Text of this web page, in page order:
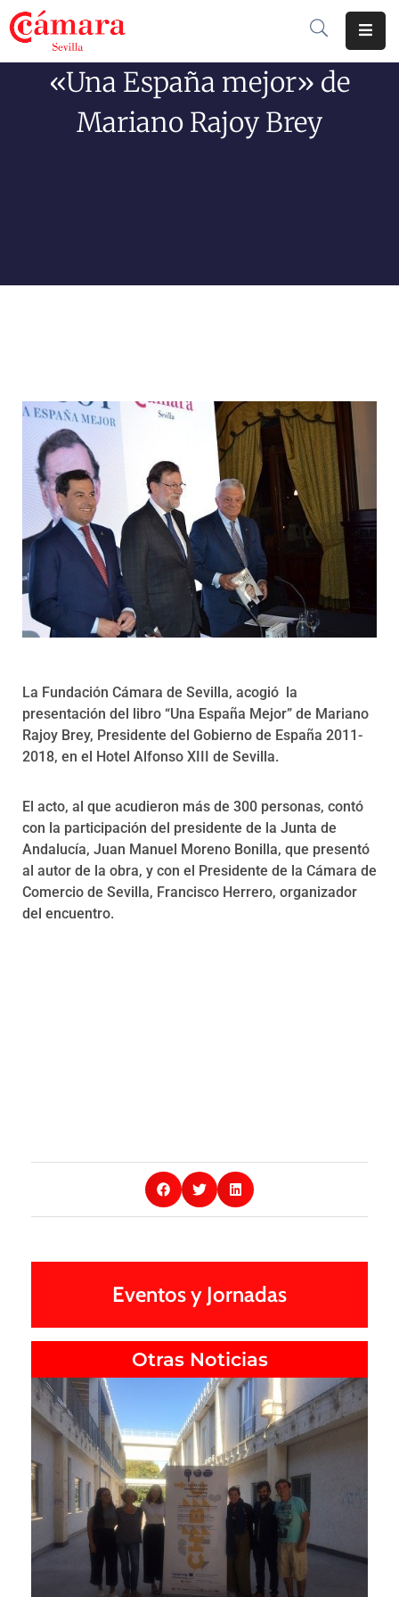
Cámara
Programas
«Una España mejor» de
Mariano Rajoy Brey
La Fundación Cámara de Sevilla, acogió la
presentación del libro “Una España Mejor” de Mariano
Rajoy Brey, Presidente del Gobierno de España 2011-
2018, en el Hotel Alfonso XIII de Sevilla.
El acto, al que acudieron más de 300 personas, contó
con la participación del presidente de la Junta de
Andalucía, Juan Manuel Moreno Bonilla, que presentó
al autor de la obra, y con el Presidente de la Cámara de
Comercio de Sevilla, Francisco Herrero, organizador
del encuentro.
Eventos y Jornadas
Otras Noticias